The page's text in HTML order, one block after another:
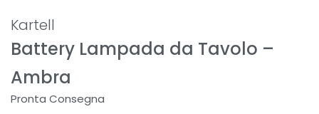
Kartell
Battery Lampada da Tavolo –
Ambra
Pronta Consegna